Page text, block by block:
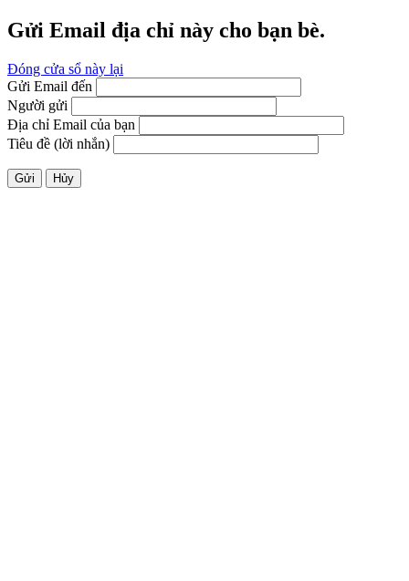
Gửi Email địa chỉ này cho bạn bè.
Đóng cửa sổ này lại
Gửi Email đến
Người gửi
Địa chỉ Email của bạn
Tiêu đề (lời nhắn)
Gửi Hủy